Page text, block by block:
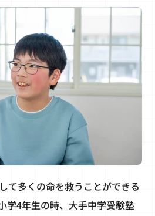
て多くの命を救うことができる
学4年生の時、大手中学受験塾